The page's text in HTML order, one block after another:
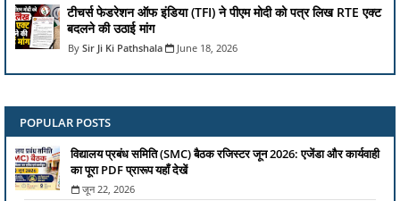
टीचर्स फेडरेशन ऑफ इंडिया (TFI) ने पीएम मोदी को पत्र लिख RTE एक्ट
बदलने की उठाई मांग
Sir Ji Ki Pathshala June 18, 2026
POPULAR POSTS
विद्यालय प्रबंध समिति (SMC) बैठक रजिस्टर जून 2026: एजेंडा और कार्यवाही
का पूरा PDF प्रारूप यहाँ देखें
जून 22, 2026